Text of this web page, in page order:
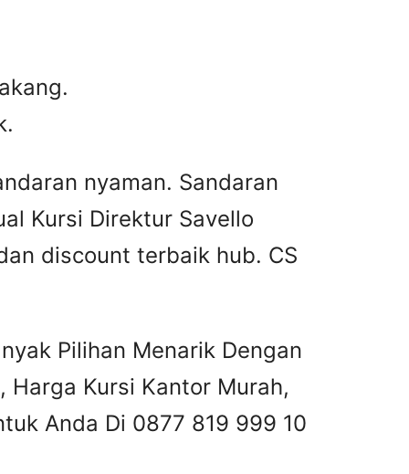
nyaman. Sandaran
Kursi Direktur Savello
discount terbaik hub. CS
Pilihan Menarik Dengan
Harga Kursi Kantor Murah,
Anda Di 0877 819 999 10